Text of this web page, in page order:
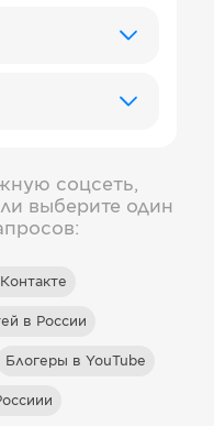
соцсеть,
выберите один
в России
Блогеры в YouTube